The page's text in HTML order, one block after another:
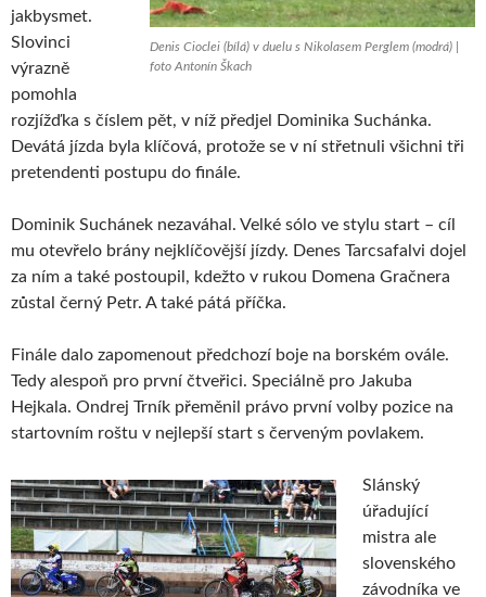
Denis Cioclei (bílá) v duelu s Nikolasem Perglem (modrá) |
foto Antonín Škach
jakbysmet.
Slovinci
výrazně
pomohla
rozjížďka s číslem pět, v níž předjel Dominika Suchánka.
Devátá jízda byla klíčová, protože se v ní střetnuli všichni tři
pretendenti postupu do finále.
Dominik Suchánek nezaváhal. Velké sólo ve stylu start – cíl
mu otevřelo brány nejklíčovější jízdy. Denes Tarcsafalvi dojel
za ním a také postoupil, kdežto v rukou Domena Gračnera
zůstal černý Petr. A také pátá příčka.
Finále dalo zapomenout předchozí boje na borském ovále.
Tedy alespoň pro první čtveřici. Speciálně pro Jakuba
Hejkala. Ondrej Trník přeměnil právo první volby pozice na
startovním roštu v nejlepší start s červeným povlakem.
Slánský
úřadující
mistra ale
slovenského
závodníka ve